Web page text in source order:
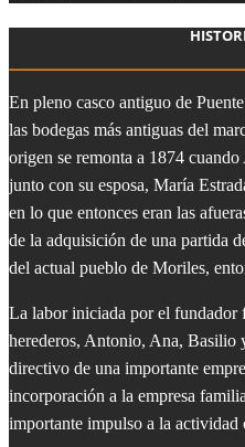
En pleno casco antiguo de
las bodegas más antiguas del
origen se remonta a 1874
junto con su esposa, María
en lo que entonces eran las
de la adquisición de una partida
del actual pueblo de Moriles,
La labor iniciada por el fundador
herederos, Antonio, Ana, Basilio
directivo de una importante
incorporación a la empresa
importante impulso a la actividad